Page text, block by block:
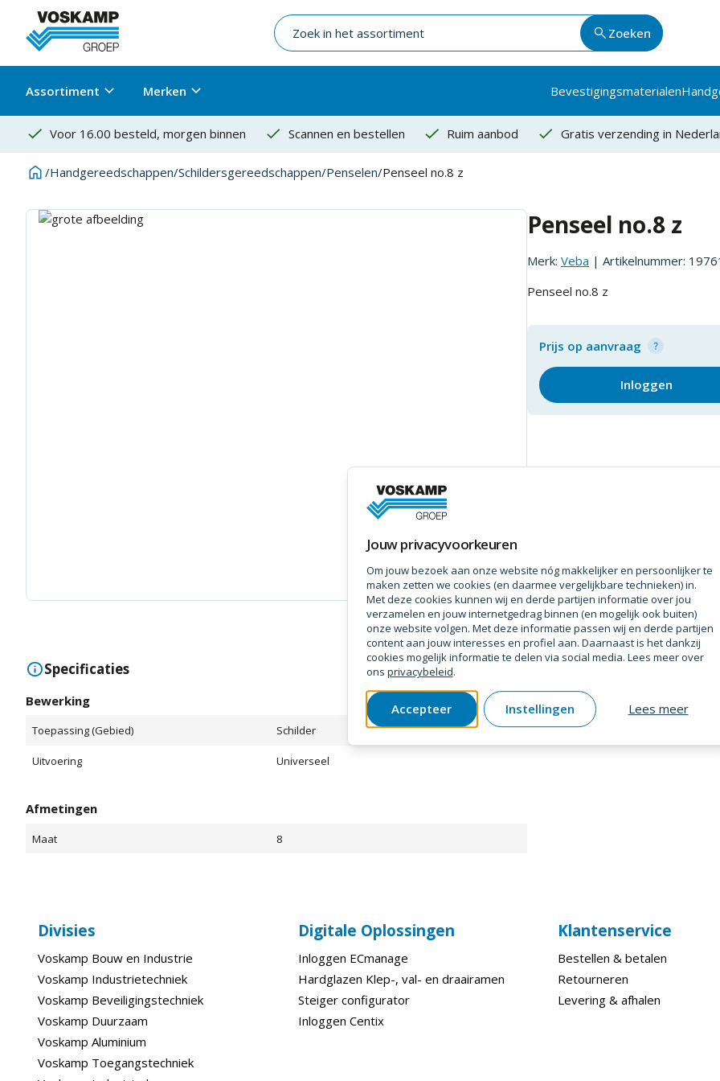
Zoeken
Assortiment Merken Bevestigingsmaterialen
Voor 16.00 besteld, morgen binnen Scannen en bestellen Ruim aanbod Gratis verzending in
/Handgereedschappen/Schildersgereedschappen/Penselen/Penseel no.8 z
Penseel no.8 z
Merk: Veba | Artikelnummer:
Penseel no.8 z
Prijs op aanvraag
Inloggen
Specificaties
Bewerking
Toepassing (Gebied) Schilder
Uitvoering Universeel
Afmetingen
Maat 8
Divisies
Voskamp Bouw en Industrie
Voskamp Industrietechniek
Voskamp Beveiligingstechniek
Voskamp Duurzaam
Voskamp Aluminium
Voskamp Toegangstechniek
Digitale Oplossingen
Inloggen ECmanage
Hardglazen Klep-, val- en draairamen
Steiger configurator
Inloggen Centix
Klantenservice
Bestellen & betalen
Retourneren
Levering & afhalen
Jouw privacyvoorkeuren
Om jouw bezoek aan onze website nóg makkelijker en persoonlijker te
maken zetten we cookies (en daarmee vergelijkbare technieken) in.
Met deze cookies kunnen wij en derde partijen informatie over jou
verzamelen en jouw internetgedrag binnen (en mogelijk ook buiten)
onze website volgen. Met deze informatie passen wij en derde partijen
content aan jouw interesses en profiel aan. Daarnaast is het dankzij
cookies mogelijk informatie te delen via social media. Lees meer over
ons privacybeleid.
Accepteer Instellingen Lees meer